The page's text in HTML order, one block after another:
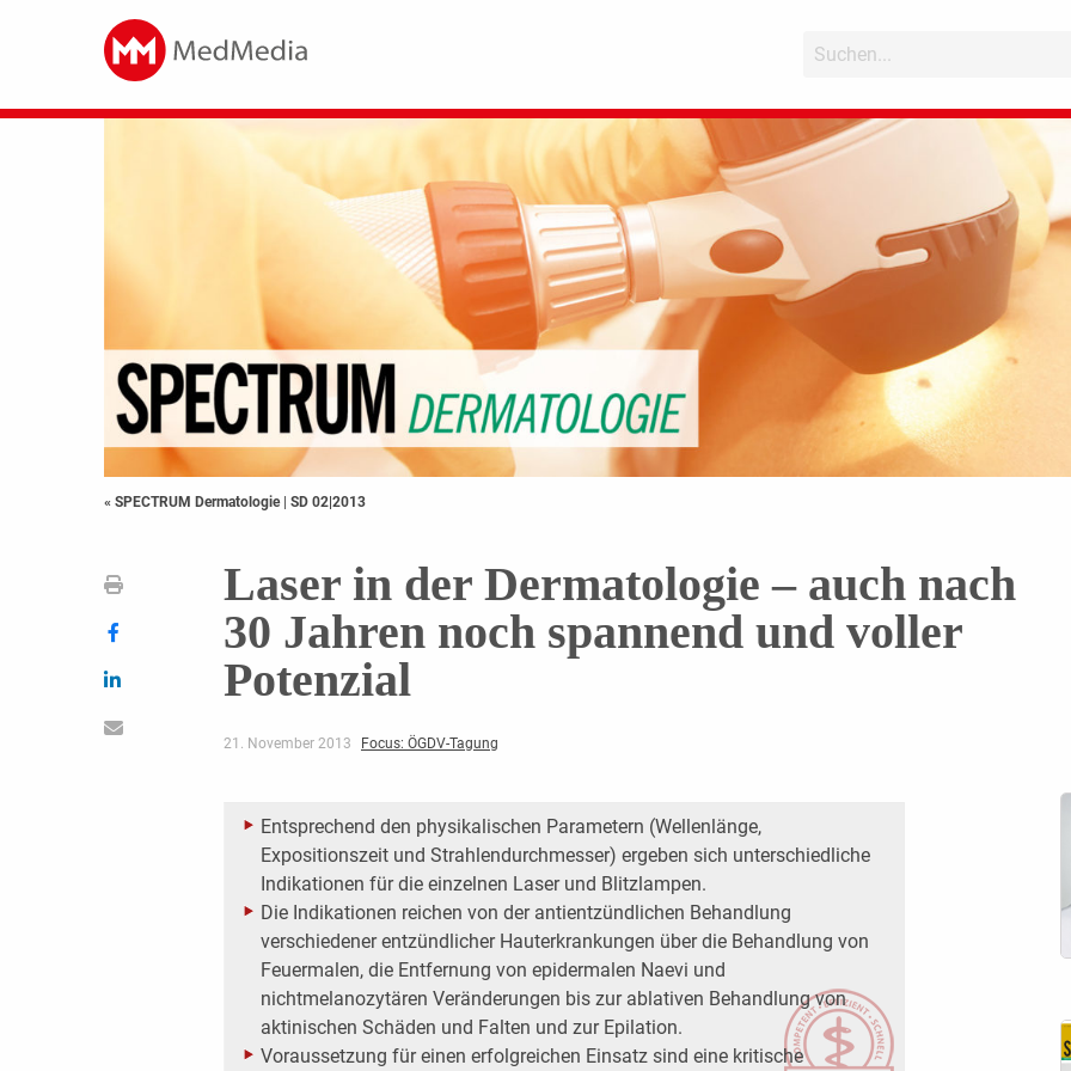
« SPECTRUM Dermatologie | SD 02|2013
Laser in der Dermatologie – auch nach
30 Jahren noch spannend und voller
Potenzial
21. November 2013 Focus: ÖGDV-Tagung
Entsprechend den physikalischen Parametern (Wellenlänge,
Expositionszeit und Strahlendurchmesser) ergeben sich unterschiedliche
Indikationen für die einzelnen Laser und Blitzlampen.
Die Indikationen reichen von der antientzündlichen Behandlung
verschiedener entzündlicher Hauterkrankungen über die Behandlung von
Feuermalen, die Entfernung von epidermalen Naevi und
nichtmelanozytären Veränderungen bis zur ablativen Behandlung von
aktinischen Schäden und Falten und zur Epilation.
Voraussetzung für einen erfolgreichen Einsatz sind eine kritische